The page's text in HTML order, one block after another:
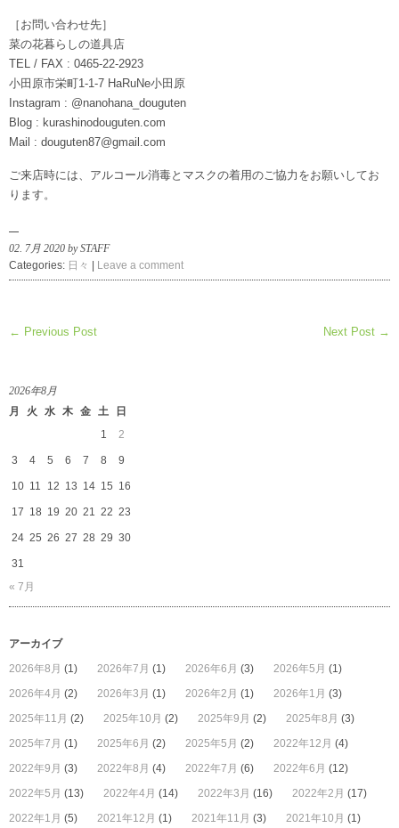
［お問い合わせ先］
菜の花暮らしの道具店
TEL / FAX : 0465-22-2923
小田原市栄町1-1-7 HaRuNe小田原
Instagram : @nanohana_douguten
Blog : kurashinodouguten.com
Mail : douguten87@gmail.com
ご来店時には、アルコール消毒とマスクの着用のご協力をお願いしてお
ります。
02. 7月 2020 by STAFF
Categories: 日々 Leave a comment
← Previous Post Next Post →
2026年8月
月
火 水 木 金 土
日
1
2
3 4 5 6 7 8 9
10 11 12 13 14 15 16
17 18 19 20 21 22 23
24 25 26 27 28 29 30
31
« 7月
アーカイブ
2026年8月 (1) 2026年7月 (1) 2026年6月 (3) 2026年5月 (1)
2026年4月 (2) 2026年3月 (1) 2026年2月 (1) 2026年1月 (3)
2025年11月 (2) 2025年10月 (2) 2025年9月 (2) 2025年8月 (3)
2025年7月 (1) 2025年6月 (2) 2025年5月 (2) 2022年12月 (4)
2022年9月 (3) 2022年8月 (4) 2022年7月 (6) 2022年6月 (12)
2022年5月 (13) 2022年4月 (14) 2022年3月 (16) 2022年2月 (17)
2022年1月 (5) 2021年12月 (1) 2021年11月 (3) 2021年10月 (1)